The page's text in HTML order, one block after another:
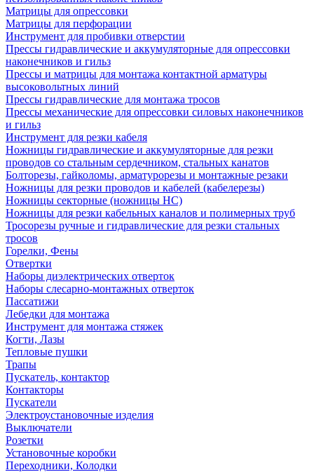
Матрицы для опрессовки
Матрицы для перфорации
Инструмент для пробивки отверстии
Прессы гидравлические и аккумуляторные для опрессовки
наконечников и гильз
Прессы и матрицы для монтажа контактной арматуры
высоковольтных линий
Прессы гидравлические для монтажа тросов
Прессы механические для опрессовки силовых наконечников
и гильз
Инструмент для резки кабеля
Ножницы гидравлические и аккумуляторные для резки
проводов со стальным сердечником, стальных канатов
Болторезы, гайколомы, арматурорезы и монтажные резаки
Ножницы для резки проводов и кабелей (кабелерезы)
Ножницы секторные (ножницы НС)
Ножницы для резки кабельных каналов и полимерных труб
Тросорезы ручные и гидравлические для резки стальных
тросов
Горелки, Фены
Отвертки
Наборы диэлектрических отверток
Наборы слесарно-монтажных отверток
Пассатижи
Лебедки для монтажа
Инструмент для монтажа стяжек
Когти, Лазы
Тепловые пушки
Трапы
Пускатель, контактор
Контакторы
Пускатели
Электроустановочные изделия
Выключатели
Розетки
Установочные коробки
Переходники, Колодки